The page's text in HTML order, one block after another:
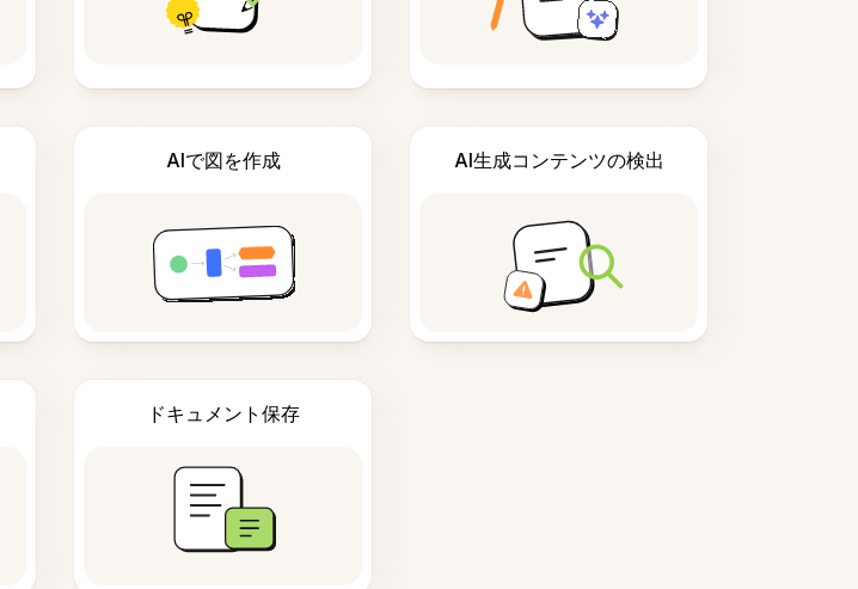
AIで図を作成 AI生成コンテンツの検出
ドキュメント保存